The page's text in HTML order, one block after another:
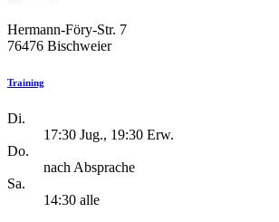
Hermann-Föry-Str. 7
76476 Bischweier
Training
Di.
17:30 Jug., 19:30 Erw.
Do.
nach Absprache
Sa.
14:30 alle